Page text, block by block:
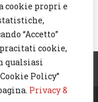
cookie propri e
“Accetto”
cookie,
qualsiasi
Policy”
Privacy &